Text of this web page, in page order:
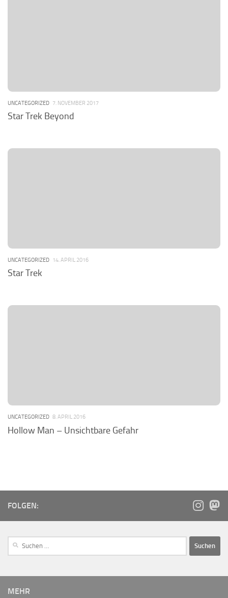
UNCATEGORIZED 7. NOVEMBER 2017
Star Trek Beyond
UNCATEGORIZED 14. APRIL 2016
Star Trek
UNCATEGORIZED 8. APRIL 2016
Hollow Man – Unsichtbare Gefahr
FOLGEN:
MEHR